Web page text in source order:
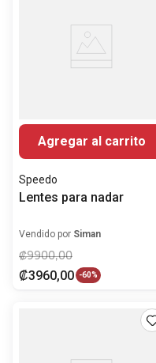
Agregar al carrito
Speedo
Lentes para nadar
Vendido por Siman
₡9900,00
₡3960,00 -60%